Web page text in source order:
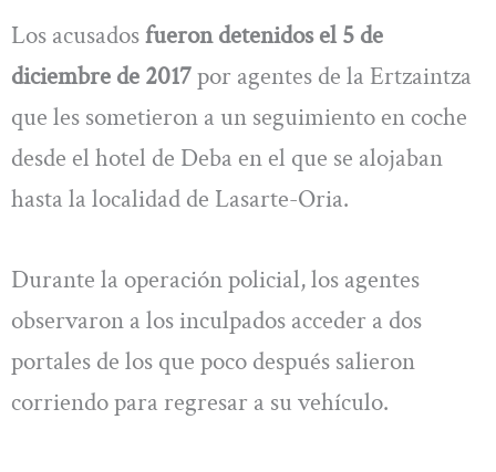
Los acusadosfueron detenidos el 5 de
diciembre de 2017por agentes de la Ertzaintza
que les sometieron a un seguimiento en coche
desde el hotel de Deba en el que se alojaban
hasta la localidad de Lasarte-Oria.
Durante la operación policial, los agentes
observaron a los inculpados acceder a dos
portales de los que poco después salieron
corriendo para regresar a su vehículo.